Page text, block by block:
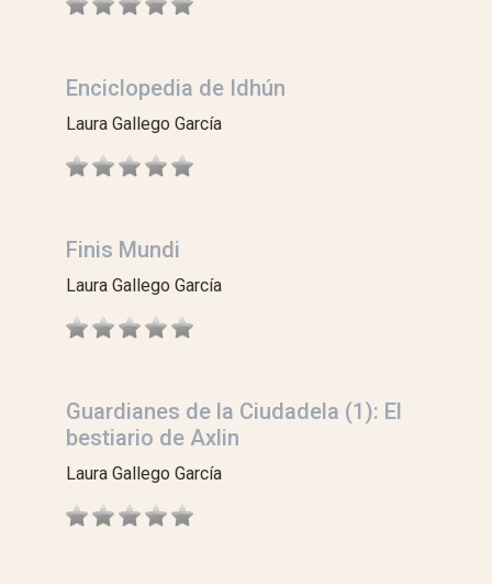
Enciclopedia de Idhún
Laura Gallego García
Finis Mundi
Laura Gallego García
Guardianes de la Ciudadela (1): El
bestiario de Axlin
Laura Gallego García